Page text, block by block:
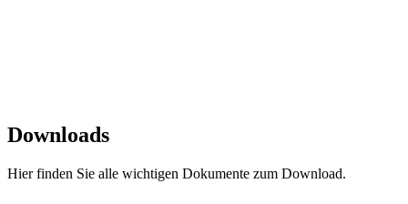
Downloads
Hier finden Sie alle wichtigen Dokumente zum Download.